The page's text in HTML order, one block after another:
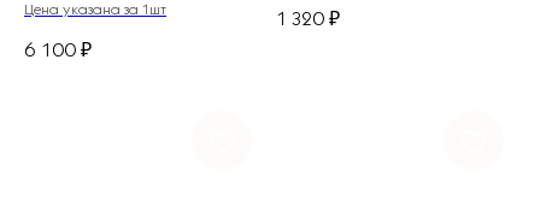
Цена указана за 1шт
6 100 ₽
1 320 ₽